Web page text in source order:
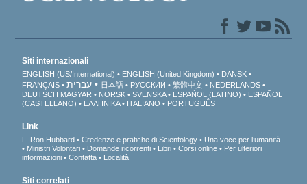
Siti internazionali
ENGLISH (US/International) ENGLISH (United Kingdom)
DANSK
FRANÇAIS
עברית 日本語 РУССКИЙ 繁體中文
NEDERLANDS
DEUTSCH MAGYAR NORSK SVENSKA ESPAÑOL (LATINO)
ESPAÑOL
(CASTELLANO)
ΕΛΛΗΝΙΚA ITALIANO PORTUGUÊS
Link
L. Ron Hubbard Credenze e pratiche di Scientology
Una voce per l’umanità
Ministri Volontari
Domande ricorrenti Libri Corsi online
Per ulteriori
informazioni
Contatta Località
Siti correlati